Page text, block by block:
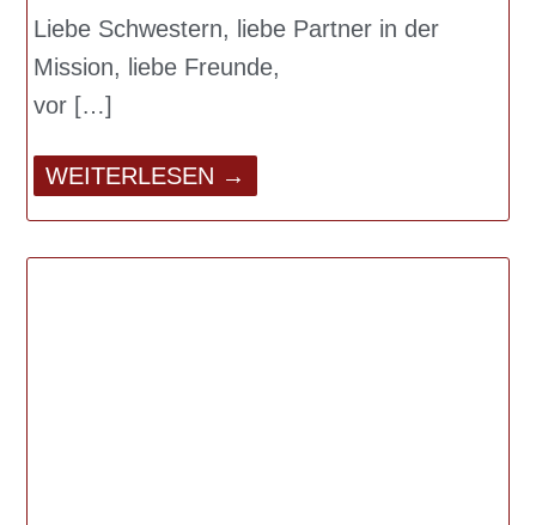
Liebe Schwestern, liebe Partner in der
Mission, liebe Freunde,
vor
WEITERLESEN →